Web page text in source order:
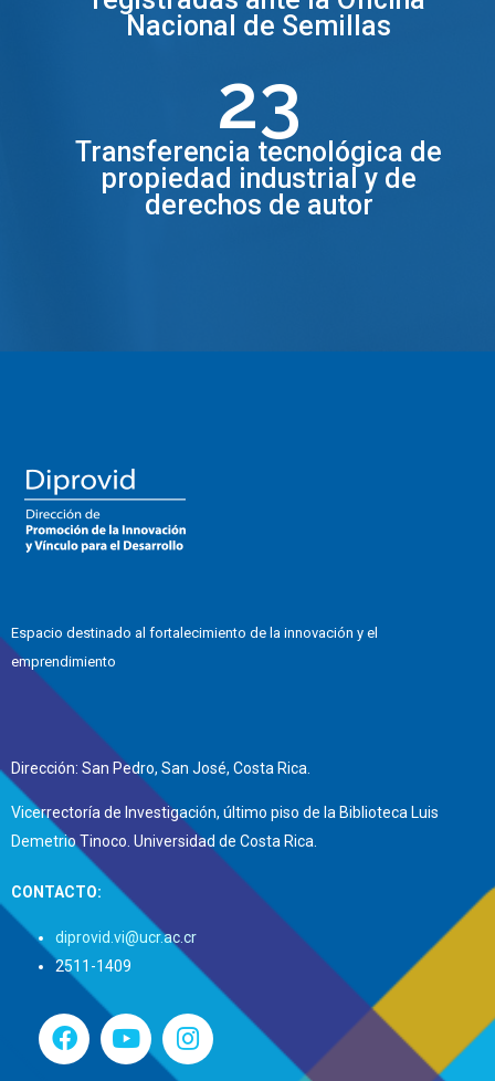
Nacional de Semillas
23
Transferencia tecnológica de
propiedad industrial y de
derechos de autor
Espacio destinado al fortalecimiento de la innovación y el
emprendimiento
Dirección: San Pedro, San José, Costa Rica.
Vicerrectoría de Investigación, último piso de la Biblioteca Luis
Demetrio Tinoco. Universidad de Costa Rica.
CONTACTO:
diprovid.vi@ucr.ac.cr
2511-1409